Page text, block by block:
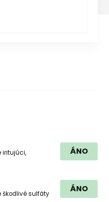
iritujúci,
ÁNO
škodlivé sulfáty
ÁNO